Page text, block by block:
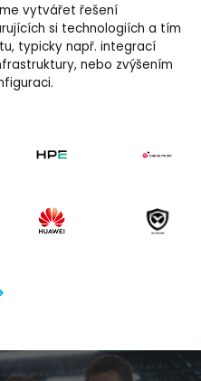
vytvářet řešení
si technologiích a tím
typicky např. integrací
nebo zvýšením